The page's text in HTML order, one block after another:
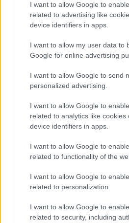
I want to allow Google to
related to advertising like
device identifiers in apps.
I want to allow my user data to
Google for online advertising
I want to allow Google to send
personalized advertising.
I want to allow Google to
related to analytics like cookies
device identifiers in apps.
I want to allow Google to
related to functionality of the
I want to allow Google to
related to personalization.
I want to allow Google to
related to security, including
CRONACA
REBIBBIA
9 Giugno 2020 - 19:29 Iksnik
I due detenuti evasi dal
fatto sapere tramite una
due cugini evasi da Rebibbia…
Leggi l’articolo →